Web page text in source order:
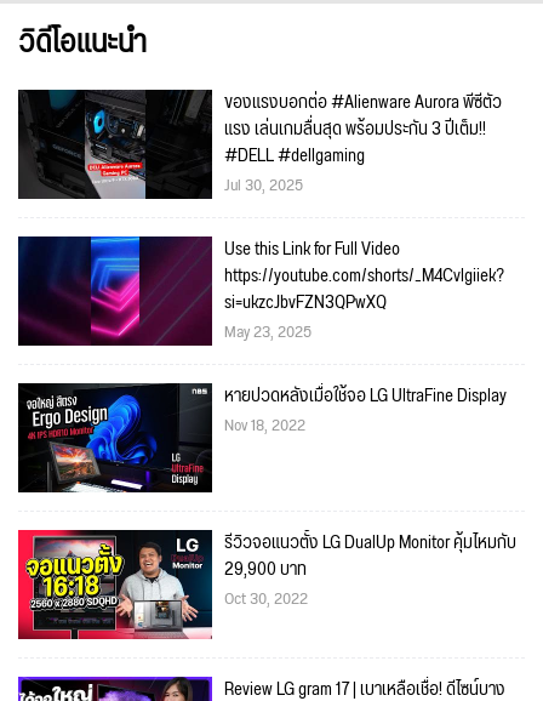
วิดีโอแนะนำ
ของแรงบอกต่อ #Alienware Aurora พีซีตัว
แรง เล่นเกมลื่นสุด พร้อมประกัน 3 ปีเต็ม!!
#DELL #dellgaming
Jul 30, 2025
Use this Link for Full Video
https://youtube.com/shorts/_M4Cvlgiiek?
si=ukzcJbvFZN3QPwXQ
May 23, 2025
หายปวดหลังเมื่อใช้จอ LG UltraFine Display
Nov 18, 2022
รีวิวจอแนวตั้ง LG DualUp Monitor คุ้มไหมกับ
29,900 บาท
Oct 30, 2022
Review LG gram 17 | เบาเหลือเชื่อ! ดีไซน์บาง